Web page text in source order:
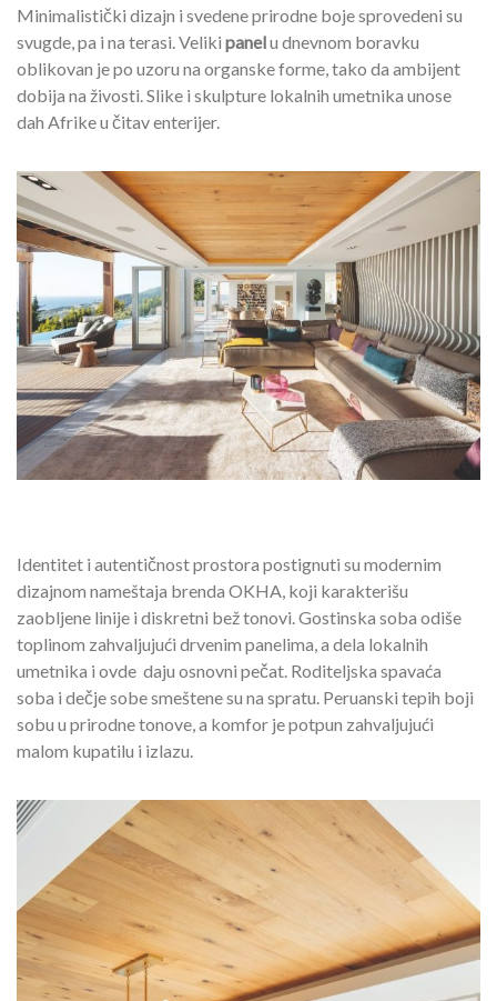
Minimalistički dizajn i svedene prirodne boje sprovedeni su
svugde, pa i na terasi. Veliki panelu dnevnom boravku
oblikovan je po uzoru na organske forme, tako da ambijent
dobija na živosti. Slike i skulpture lokalnih umetnika unose
dah Afrike u čitav enterijer.
Identitet i autentičnost prostora postignuti su modernim
dizajnom nameštaja brenda OKHA, koji karakterišu
zaobljene linije i diskretni bež tonovi. Gostinska soba odiše
toplinom zahvaljujući drvenim panelima, a dela lokalnih
umetnika i ovde daju osnovni pečat. Roditeljska spavaća
soba i dečje sobe smeštene su na spratu. Peruanski tepih boji
sobu u prirodne tonove, a komfor je potpun zahvaljujući
malom kupatilu i izlazu.